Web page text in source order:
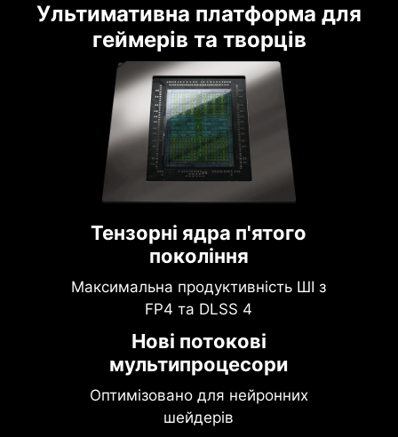
Ультимативна платформа для
геймерів та творців
Тензорні ядра п'ятого
покоління
Максимальна продуктивність ШІ з
FP4 та DLSS 4
Нові потокові
мультипроцесори
Оптимізовано для нейронних
шейдерів